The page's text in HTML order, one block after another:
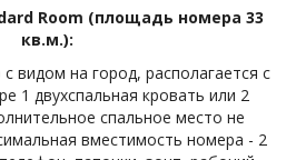
Room (площадь номера 33
кв.м.):
видом на город, располагается с
1 двухспальная кровать или 2
спальное место не
вместимость номера - 2